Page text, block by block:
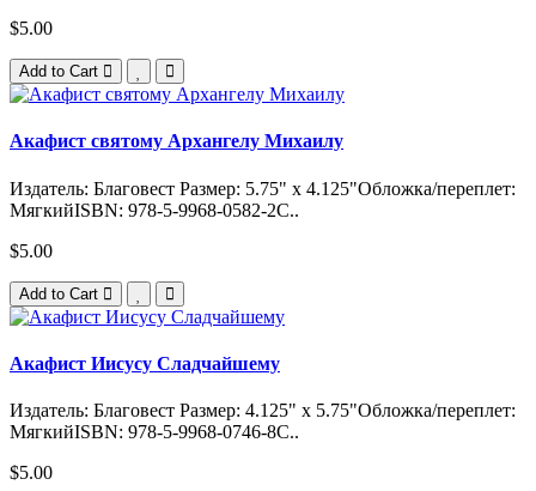
$5.00
Add to Cart
Акафист святому Архангелу Михаилу
Издатель: Благовест Размер: 5.75" x 4.125"Обложка/переплет:
МягкийISBN: 978-5-9968-0582-2С..
$5.00
Add to Cart
Акафист Иисусу Сладчайшему
Издатель: Благовест Размер: 4.125" x 5.75"Обложка/переплет:
МягкийISBN: 978-5-9968-0746-8С..
$5.00